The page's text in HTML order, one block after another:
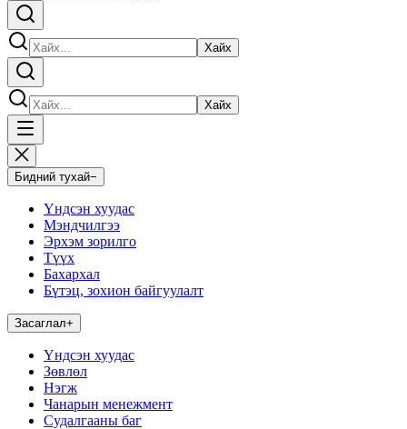
Хайх
Хайх
Бидний тухай−
Үндсэн хуудас
Мэндчилгээ
Эрхэм зорилго
Түүх
Бахархал
Бүтэц, зохион байгуулалт
Засаглал+
Үндсэн хуудас
Зөвлөл
Нэгж
Чанарын менежмент
Судалгааны баг